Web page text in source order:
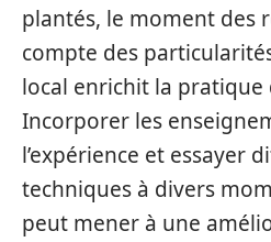
plantés, le moment des
compte des
local enrichit la pratique
Incorporer les
l’expérience et essayer
techniques à divers
peut mener à une